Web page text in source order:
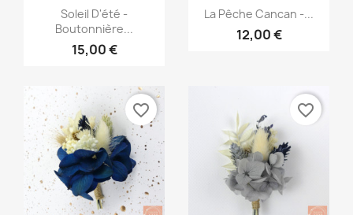
Aperçu rapide
Soleil D'été -
Boutonnière...
15,00 €
Aperçu rapide
La Pêche Cancan -...
12,00 €
favorite_border favorite_border